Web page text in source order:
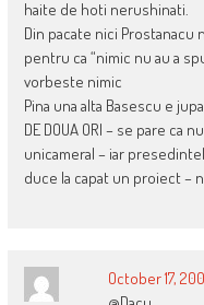
haite de hoti nerushinati.
Din pacate nici Prostanacu
pentru ca “nimic nu au a
vorbeste nimic
Pina una alta Basescu e
DE DOUA ORI – se pare ca
unicameral – iar
duce la capat un proiect –
October 17,